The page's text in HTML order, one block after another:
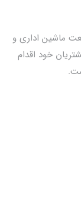
تجربه در صنعت ماشین اداری و
خود اقدام